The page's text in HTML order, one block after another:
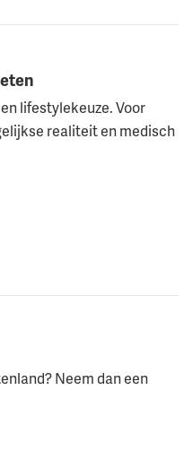
lifestylekeuze. Voor
realiteit en medisch
Neem dan een